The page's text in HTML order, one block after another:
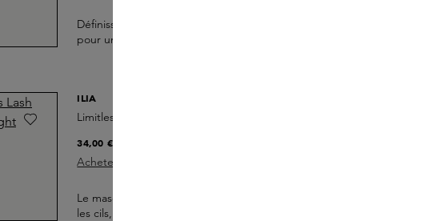
Définissez les sourcils avec le Back2Brow Pencil de RMS Beauty
pour une forme naturelle et des sourcils soignés et fournis.
ILIA
Limitless Lash Mascara Midnight
34,00 €
Acheter maintenant
Le mascara Limitless Lash d'Ilia soulève, recourbe et allonge
les cils, en leur donnant juste ce qu'il faut de volume.